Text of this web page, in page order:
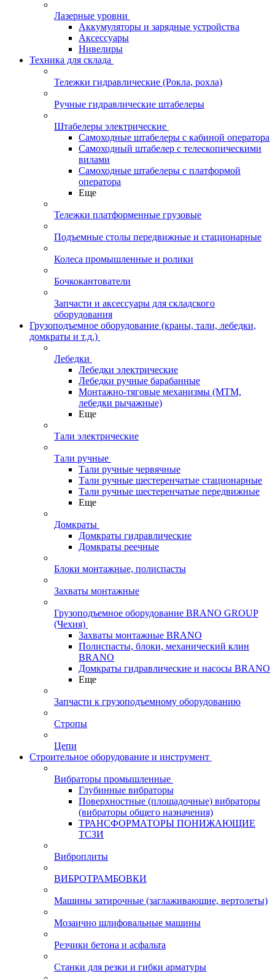
Лазерные уровни
Аккумуляторы и зарядные устройства
Аксессуары
Нивелиры
Техника для склада
Тележки гидравлические (Рокла, рохла)
Ручные гидравлические штабелеры
Штабелеры электрические
Самоходные штабелеры с кабиной оператора
Самоходный штабелер с телескопическими
вилами
Самоходные штабелеры с платформой
оператора
Еще
Тележки платформенные грузовые
Подъемные столы передвижные и стационарные
Колеса промышленные и ролики
Бочкокантователи
Запчасти и аксессуары для складского
оборудования
Грузоподъемное оборудование (краны, тали, лебедки,
домкраты и т.д.)
Лебедки
Лебедки электрические
Лебедки ручные барабанные
Монтажно-тяговые механизмы (МТМ,
лебедки рычажные)
Еще
Тали электрические
Тали ручные
Тали ручные червячные
Тали ручные шестеренчатые стационарные
Тали ручные шестеренчатые передвижные
Еще
Домкраты
Домкраты гидравлические
Домкраты реечные
Блоки монтажные, полиспасты
Захваты монтажные
Грузоподъемное оборудование BRANO GROUP
(Чехия)
Захваты монтажные BRANO
Полиспасты, блоки, механический клин
BRANO
Домкраты гидравлические и насосы BRANO
Еще
Запчасти к грузоподъемному оборудованию
Стропы
Цепи
Строительное оборудование и инструмент
Вибраторы промышленные
Глубинные вибраторы
Поверхностные (площадочные) вибраторы
(вибраторы общего назначения)
ТРАНСФОРМАТОРЫ ПОНИЖАЮЩИЕ
ТСЗИ
Виброплиты
ВИБРОТРАМБОВКИ
Машины затирочные (заглаживающие, вертолеты)
Мозаично шлифовальные машины
Резчики бетона и асфальта
Станки для резки и гибки арматуры